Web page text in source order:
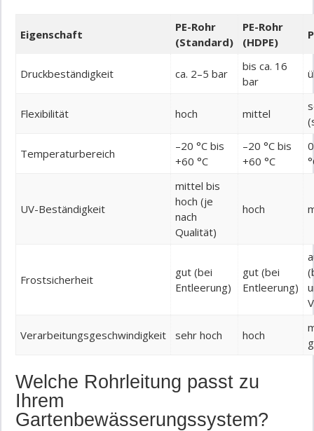
Eigenschaft
PE-Rohr
(Standard)
PE-Rohr
(HDPE)
Druckbeständigkeit ca. 2–5 bar
bis ca. 16
bar
Flexibilität hoch mittel
Temperaturbereich
–20 °C bis
+60 °C
–20 °C bis
+60 °C
UV-Beständigkeit
mittel bis
hoch (je
nach
Qualität)
hoch
Frostsicherheit
gut (bei
Entleerung)
gut (bei
Entleerung)
Verarbeitungsgeschwindigkeit sehr hoch hoch
Welche Rohrleitung passt zu
Ihrem
Gartenbewässerungssystem?